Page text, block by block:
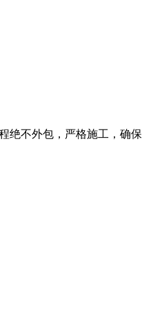
绝不外包，严格施工，确保